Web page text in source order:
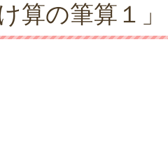
算の筆算１